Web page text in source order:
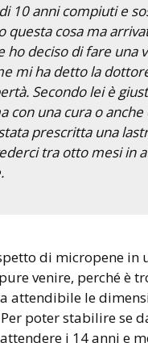
10 anni compiuti e
questa cosa ma
ho deciso di fare una
mi ha detto la
Secondo lei è
con una cura o
prescritta una
tra otto mesi in
venire, perché è
attendibile le
poter stabilire se
i 14 anni e